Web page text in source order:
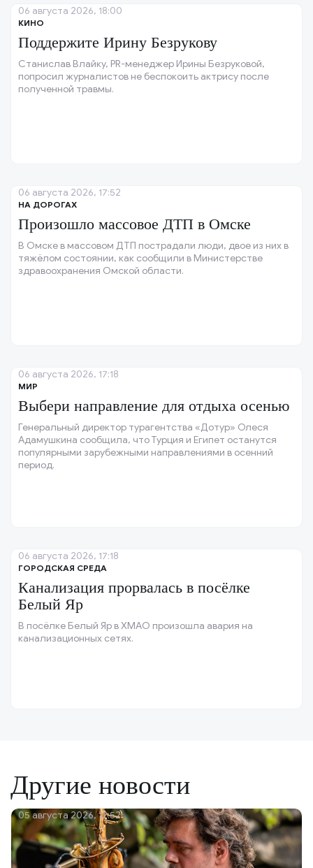
КИНО
Поддержите Ирину Безрукову
Станислав Влайку, PR-менеджер Ирины Безруковой,
попросил журналистов не беспокоить актрису после
полученной травмы.
06 августа 2026, 18:00
НА ДОРОГАХ
Произошло массовое ДТП в Омске
В Омске в массовом ДТП пострадали люди, двое из них в
тяжёлом состоянии, как сообщили в Министерстве
здравоохранения Омской области.
06 августа 2026, 17:52
МИР
Выбери направление для отдыха осенью
Генеральный директор турагентства «Дотур» Олеся
Адамушкина сообщила, что Турция и Египет останутся
популярными зарубежными направлениями в осенний
период.
06 августа 2026, 17:18
ГОРОДСКАЯ СРЕДА
Канализация прорвалась в посёлке
Белый Яр
В посёлке Белый Яр в ХМАО произошла авария на
канализационных сетях.
06 августа 2026, 17:18
Другие новости
05 августа 2026, 12:52